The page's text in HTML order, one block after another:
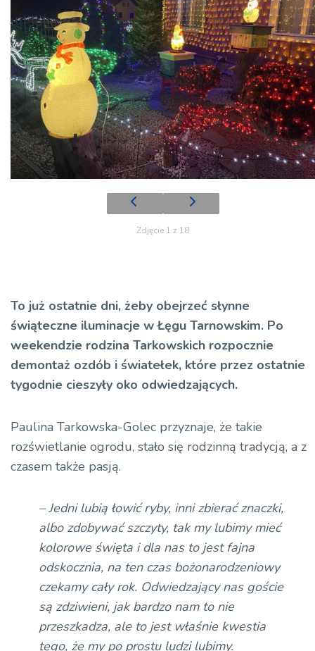
Zdjęcie 1 z 18
To już ostatnie dni, żeby obejrzeć słynne
świąteczne iluminacje w Łęgu Tarnowskim. Po
weekendzie rodzina Tarkowskich rozpocznie
demontaż ozdób i światełek, które przez ostatnie
tygodnie cieszyły oko odwiedzających.
Paulina Tarkowska-Golec przyznaje, że takie
rozświetlanie ogrodu, stało się rodzinną tradycją, a z
czasem także pasją.
– Jedni lubią łowić ryby, inni zbierać znaczki,
albo zdobywać szczyty, tak my lubimy mieć
kolorowe święta i dla nas to jest fajna
odskocznia, na ten czas bożonarodzeniowy
czekamy cały rok. Odwiedzający nas goście
są zdziwieni, jak bardzo nam to nie
przeszkadza, ale to jest właśnie kwestia
tego, że my po prostu ludzi lubimy.